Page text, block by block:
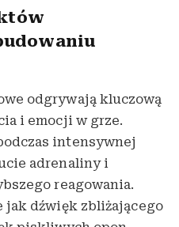
odgrywają kluczową
i emocji w grze.
intensywnej
adrenaliny i
reagowania.
dźwięk zbliżającego